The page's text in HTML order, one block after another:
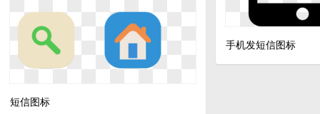
短信图标
手机发短信图标